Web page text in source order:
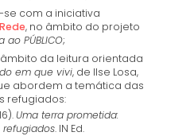
com a iniciativa
, no âmbito do projeto
PÚBLICO;
da leitura orientada
em que vivi, de Ilse Losa,
abordem a temática das
refugiados:
Uma terra prometida:
refugiados. IN Ed.